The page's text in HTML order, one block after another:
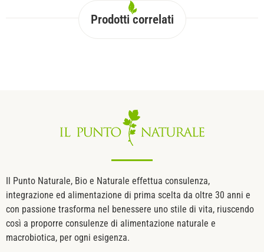
Prodotti correlati
Il Punto Naturale, Bio e Naturale effettua consulenza,
integrazione ed alimentazione di prima scelta da oltre 30 anni e
con passione trasforma nel benessere uno stile di vita, riuscendo
così a proporre consulenze di alimentazione naturale e
macrobiotica, per ogni esigenza.